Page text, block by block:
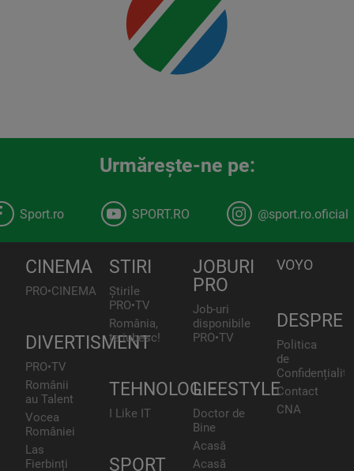
Urmăreşte-ne pe:
Sport.ro SPORT.RO @sport.ro.oficial
CINEMA
PRO•CINEMA
DIVERTISMENT
PRO•TV
Românii
au Talent
Vocea
României
Las
Fierbinți
STIRI
Știrile
PRO•TV
România,
te iubesc!
TEHNOLOGIE
I Like IT
SPORT
JOBURI
PRO
Job-uri
disponibile
PRO•TV
LIFESTYLE
Doctor de
Bine
Acasă
Acasă
VOYO
DESPRE
Politica
de
Contact
CNA